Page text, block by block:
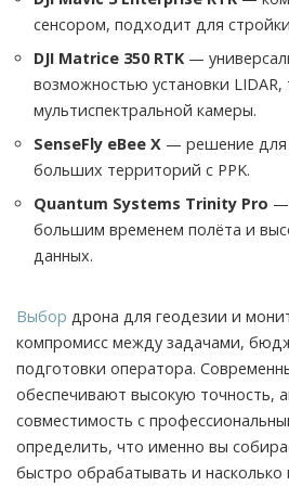
сенсором, подходит для
DJI Matrice 350 RTK —
возможностью установки LIDAR,
мультиспектральной камеры.
SenseFly eBee X — решение для
больших территорий с PPK.
Quantum Systems Trinity Pro —
большим временем полёта и
данных.
Выбор дрона для геодезии и
компромисс между задачами,
подготовки оператора.
обеспечивают высокую точность,
совместимость с
определить, что именно вы
быстро обрабатывать и